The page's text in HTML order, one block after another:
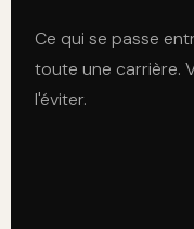
Ce qui se passe
toute une carrière.
l'éviter.